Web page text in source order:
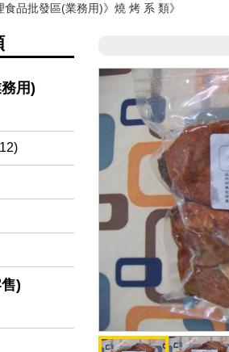
食品批發區(業務用) 燒 烤 系 類
用)
)